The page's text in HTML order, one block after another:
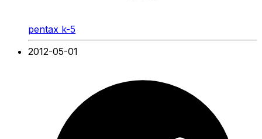
pentax k-5
2012-05-01